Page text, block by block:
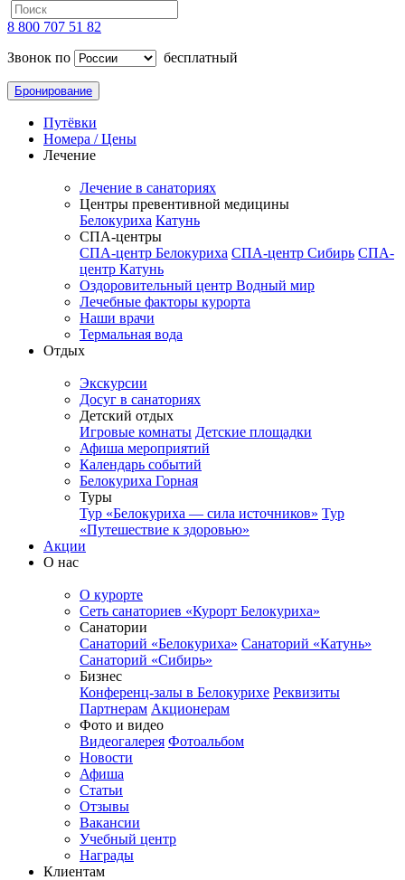
8 800 707 51 82
Звонок по
бесплатный
Бронирование
Путёвки
Номера / Цены
Лечение
Лечение в санаториях
Центры превентивной медицины
Белокуриха Катунь
СПА-центры
СПА-центр Белокуриха СПА-центр Сибирь СПА-
центр Катунь
Оздоровительный центр Водный мир
Лечебные факторы курорта
Наши врачи
Термальная вода
Отдых
Экскурсии
Досуг в санаториях
Детский отдых
Игровые комнаты Детские площадки
Афиша мероприятий
Календарь событий
Белокуриха Горная
Туры
Тур «Белокуриха — сила источников» Тур
«Путешествие к здоровью»
Акции
О нас
О курорте
Сеть санаториев «Курорт Белокуриха»
Санатории
Санаторий «Белокуриха» Санаторий «Катунь»
Санаторий «Сибирь»
Бизнес
Конференц-залы в Белокурихе Реквизиты
Партнерам Акционерам
Фото и видео
Видеогалерея Фотоальбом
Новости
Афиша
Статьи
Отзывы
Вакансии
Учебный центр
Награды
Клиентам